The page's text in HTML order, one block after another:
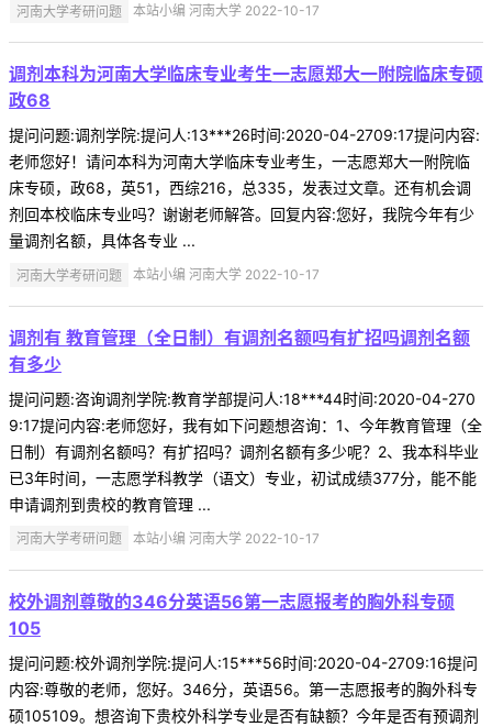
河南大学考研问题 本站小编 河南大学 2022-10-17
调剂本科为河南大学临床专业考生一志愿郑大一附院临床专硕
政68
提问问题:调剂学院:提问人:13***26时间:2020-04-2709:17提问内容:
老师您好！请问本科为河南大学临床专业考生，一志愿郑大一附院临
床专硕，政68，英51，西综216，总335，发表过文章。还有机会调
剂回本校临床专业吗？谢谢老师解答。回复内容:您好，我院今年有少
量调剂名额，具体各专业 ...
河南大学考研问题 本站小编 河南大学 2022-10-17
调剂有 教育管理（全日制）有调剂名额吗有扩招吗调剂名额
有多少
提问问题:咨询调剂学院:教育学部提问人:18***44时间:2020-04-270
9:17提问内容:老师您好，我有如下问题想咨询：1、今年教育管理（全
日制）有调剂名额吗？有扩招吗？调剂名额有多少呢？2、我本科毕业
已3年时间，一志愿学科教学（语文）专业，初试成绩377分，能不能
申请调剂到贵校的教育管理 ...
河南大学考研问题 本站小编 河南大学 2022-10-17
校外调剂尊敬的346分英语56第一志愿报考的胸外科专硕
105
提问问题:校外调剂学院:提问人:15***56时间:2020-04-2709:16提问
内容:尊敬的老师，您好。346分，英语56。第一志愿报考的胸外科专
硕105109。想咨询下贵校外科学专业是否有缺额？今年是否有预调剂